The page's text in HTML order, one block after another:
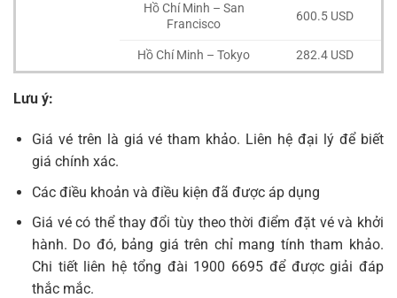
Hồ Chí Minh – San
Francisco
600.5 USD
Hồ Chí Minh – Tokyo 282.4 USD
Lưu ý:
Giá vé trên là giá vé tham khảo. Liên hệ đại lý để biết
giá chính xác.
Các điều khoản và điều kiện đã được áp dụng
Giá vé có thể thay đổi tùy theo thời điểm đặt vé và khởi
hành. Do đó, bảng giá trên chỉ mang tính tham khảo.
Chi tiết liên hệ tổng đài 1900 6695 để được giải đáp
thắc mắc.